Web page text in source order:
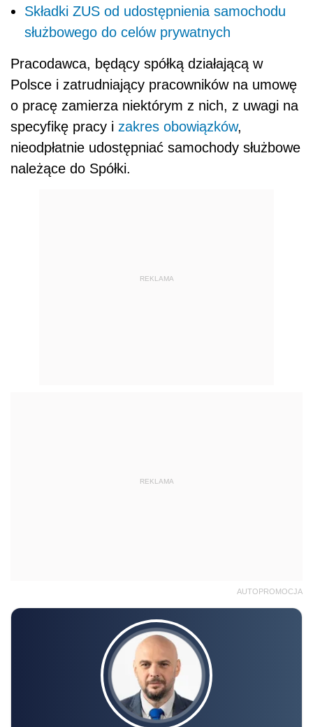
Składki ZUS od udostępnienia samochodu
służbowego do celów prywatnych
Pracodawca, będący spółką działającą w
Polsce i zatrudniający pracowników na umowę
o pracę zamierza niektórym z nich, z uwagi na
specyfikę pracy i zakres obowiązków,
nieodpłatnie udostępniać samochody służbowe
należące do Spółki.
REKLAMA
REKLAMA
AUTOPROMOCJA